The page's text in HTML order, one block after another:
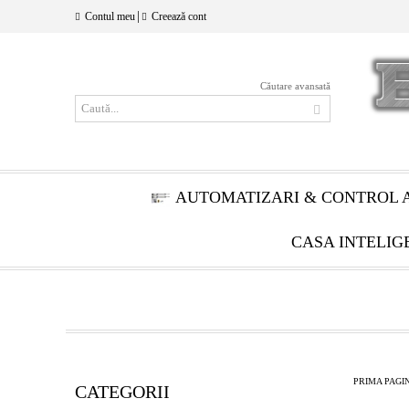
Contul meu Creează cont
Căutare avansată
AUTOMATIZARI & CONTROL
CASA
CATEGORII
PRIMA